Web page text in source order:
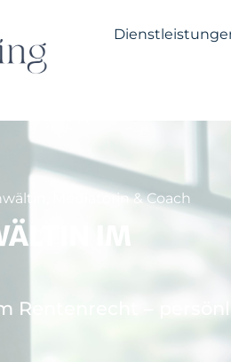
Mediatorin & Coach
IM
Rentenrecht –